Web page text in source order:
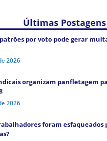
Últimas Postagens
patrões por voto pode gerar
2026
organizam panfletagem
2026
foram esfaqueados